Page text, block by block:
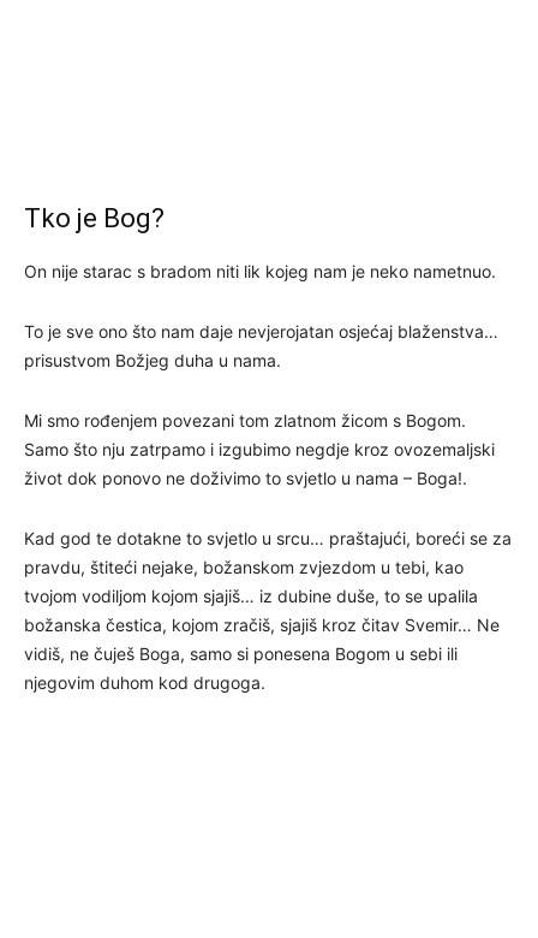
Tko je Bog?
On nije starac s bradom niti lik kojeg nam je neko nametnuo.
To je sve ono što nam daje nevjerojatan osjećaj blaženstva…
prisustvom Božjeg duha u nama.
Mi smo rođenjem povezani tom zlatnom žicom s Bogom.
Samo što nju zatrpamo i izgubimo negdje kroz ovozemaljski
život dok ponovo ne doživimo to svjetlo u nama – Boga!.
Kad god te dotakne to svjetlo u srcu… praštajući, boreći se za
pravdu, štiteći nejake, božanskom zvjezdom u tebi, kao
tvojom vodiljom kojom sjajiš… iz dubine duše, to se upalila
božanska čestica, kojom zračiš, sjajiš kroz čitav Svemir… Ne
vidiš, ne čuješ Boga, samo si ponesena Bogom u sebi ili
njegovim duhom kod drugoga.